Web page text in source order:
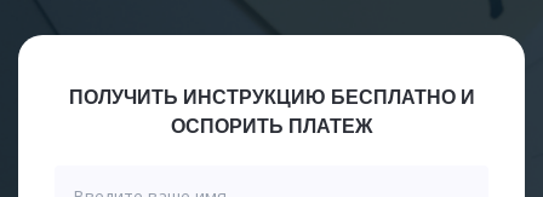
ПОЛУЧИТЬ ИНСТРУКЦИЮ БЕСПЛАТНО И
ОСПОРИТЬ ПЛАТЕЖ